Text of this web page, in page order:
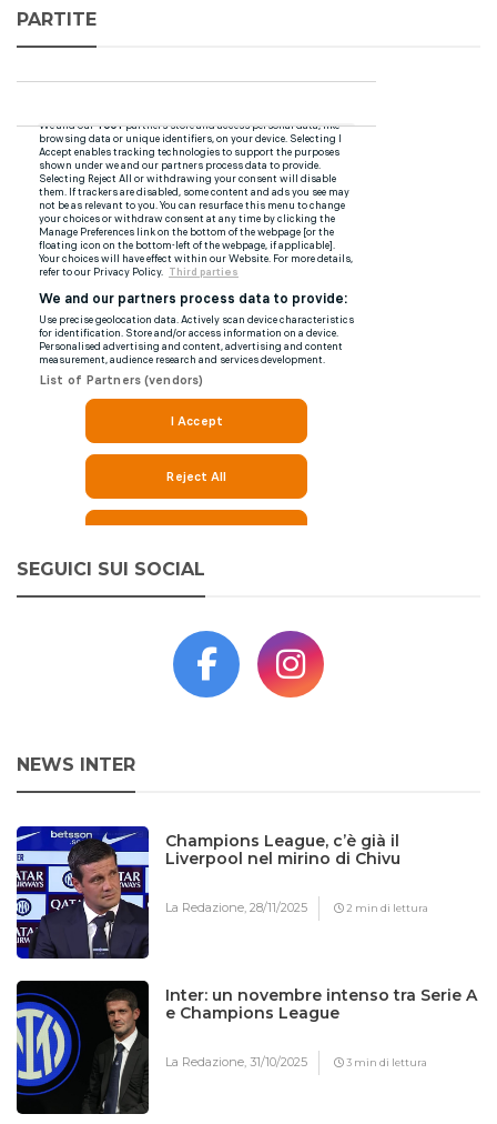
PARTITE
SEGUICI SUI SOCIAL
NEWS INTER
Champions League, c’è già il
Liverpool nel mirino di Chivu
La Redazione,28/11/2025 2 min di lettura
Inter: un novembre intenso tra Serie A
e Champions League
La Redazione,31/10/2025 3 min di lettura